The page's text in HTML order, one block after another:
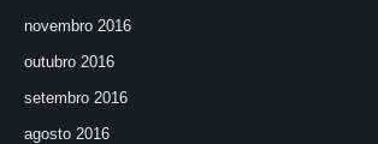
novembro 2016
outubro 2016
setembro 2016
agosto 2016